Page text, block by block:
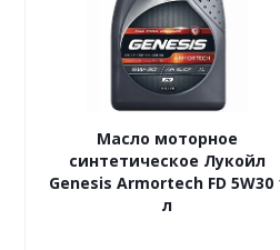
Масло моторное
синтетическое Лукойл
Genesis Armortech FD 5W30
л